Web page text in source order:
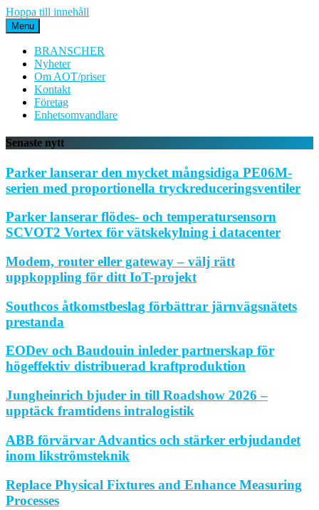
Hoppa till innehåll
Menu
BRANSCHER
Nyheter
Om AOT/priser
Kontakt
Företag
Enhetsomvandlare
Senaste nytt
Parker lanserar den mycket mångsidiga PE06M-
serien med proportionella tryckreduceringsventiler
Parker lanserar flödes- och temperatursensorn
SCVOT2 Vortex för vätskekylning i datacenter
Modem, router eller gateway – välj rätt
uppkoppling för ditt IoT-projekt
Southcos åtkomstbeslag förbättrar järnvägsnätets
prestanda
EODev och Baudouin inleder partnerskap för
högeffektiv distribuerad kraftproduktion
Jungheinrich bjuder in till Roadshow 2026 –
upptäck framtidens intralogistik
ABB förvärvar Advantics och stärker erbjudandet
inom likströmsteknik
Replace Physical Fixtures and Enhance Measuring
Processes